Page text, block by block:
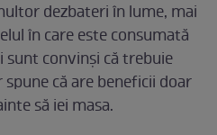
dezbateri în lume, mai
în care este consumată
sunt convinși că trebuie
că are beneficii doar
să iei masa.